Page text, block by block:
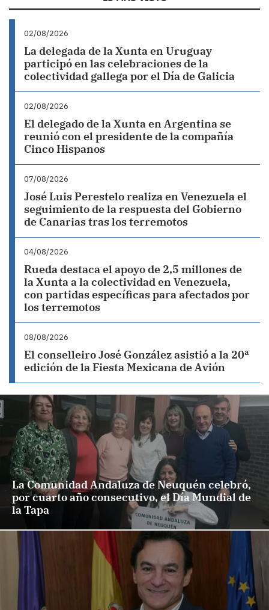
02/08/2026
La delegada de la Xunta en Uruguay
participó en las celebraciones de la
colectividad gallega por el Día de Galicia
02/08/2026
El delegado de la Xunta en Argentina se
reunió con el presidente de la compañía
Cinco Hispanos
07/08/2026
José Luis Perestelo realiza en Venezuela el
seguimiento de la respuesta del Gobierno
de Canarias tras los terremotos
04/08/2026
Rueda destaca el apoyo de 2,5 millones de
la Xunta a la colectividad en Venezuela,
con partidas específicas para afectados por
los terremotos
08/08/2026
El conselleiro José González asistió a la 20ª
edición de la Fiesta Mexicana de Avión
La Comunidad Andaluza de Neuquén celebró,
por cuarto año consecutivo, el Día Mundial de
la Tapa